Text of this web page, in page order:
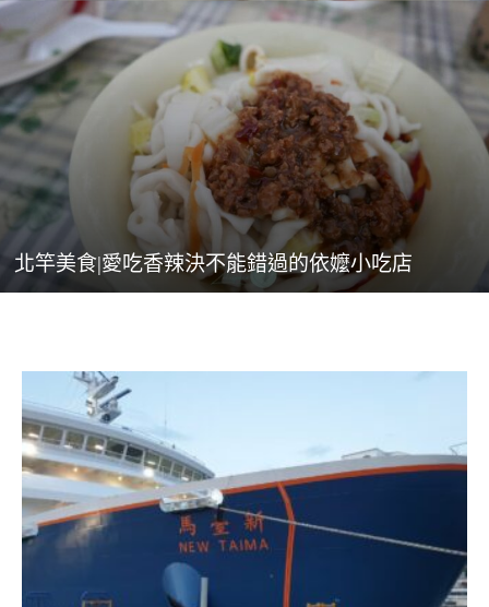
北竿美食|愛吃香辣決不能錯過的依嬤小吃店